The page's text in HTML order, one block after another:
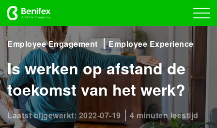
Employee Engagement Employee Experience
Is werken op afstand de
toekomst van het werk?
Laatst bijgewerkt: 2022-07-19 4 minuten leestijd